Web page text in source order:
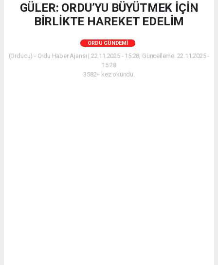
GÜLER: ORDU’YU BÜYÜTMEK İÇİN
BİRLİKTE HAREKET EDELİM
ORDU GÜNDEMI
(Orducu) - Ordu Haber Ajansı | 22.11.2025 - 15:28, Güncelleme: 22.11.2025 -
15:28
3582+ kez okundu.